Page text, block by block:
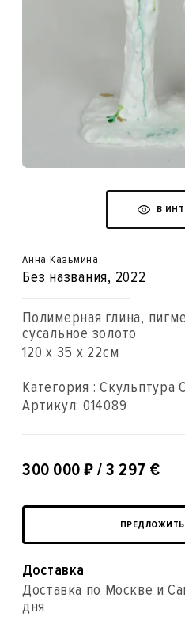
В
Анна Казьмина
Без названия, 2022
Полимерная глина,
сусальное золото
120 x 35 x 22см
Категория : Скульптура
Артикул: 014089
300 000 ₽ / 3 297 €
Доставка
Доставка по Москве и
дня